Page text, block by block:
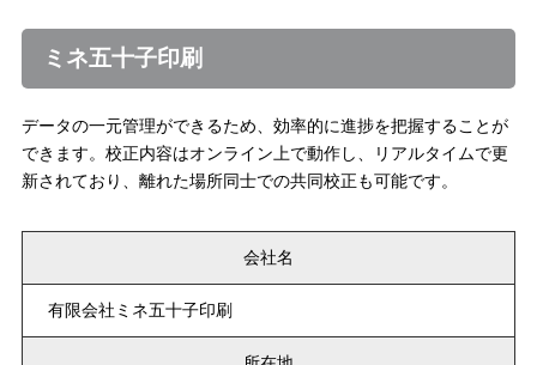
ミネ五十子印刷
データの一元管理ができるため、効率的に進捗を把握することが
できます。校正内容はオンライン上で動作し、リアルタイムで更
新されており、離れた場所同士での共同校正も可能です。
会社名
有限会社ミネ五十子印刷